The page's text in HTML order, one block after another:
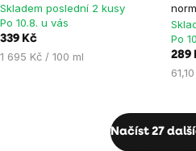
Skladem poslední 2 kusy
Po 10.8. u vás
339 Kč
Měrná
1 695 Kč / 100 ml
Po
289
Načíst 27